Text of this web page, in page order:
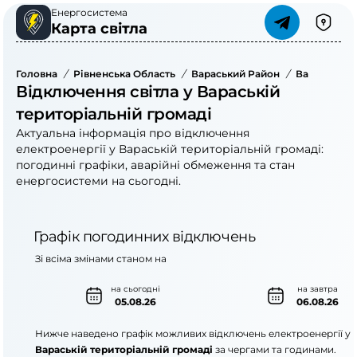
Енергосистема
Карта світла
Головна / Рівненська Область / Вараський Район / Вараська
Відключення світла у Вараській
територіальній громаді
Актуальна інформація про відключення
електроенергії у Вараській територіальній громаді:
погодинні графіки, аварійні обмеження та стан
енергосистеми на сьогодні.
Графік погодинних відключень
на сьогодні
05.08.26
на завтра
06.08.26
Зі всіма змінами станом на
Нижче наведено графік можливих відключень електроенергії у
Вараській територіальній громаді за чергами та годинами.